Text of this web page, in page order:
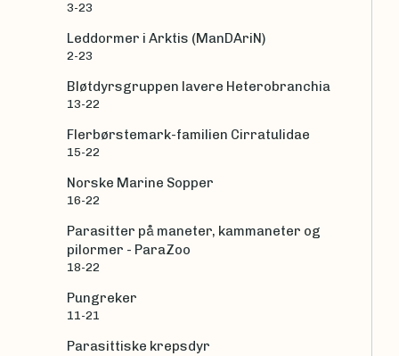
3-23
Leddormer i Arktis (ManDAriN)
2-23
Bløtdyrsgruppen lavere Heterobranchia
13-22
Flerbørstemark-familien Cirratulidae
15-22
Norske Marine Sopper
16-22
Parasitter på maneter, kammaneter og
pilormer - ParaZoo
18-22
Pungreker
11-21
Parasittiske krepsdyr